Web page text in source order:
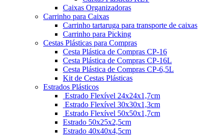
Caixas Organizadoras
Carrinho para Caixas
Carrinho tartaruga para transporte de caixas
Carrinho para Picking
Cestas Plásticas para Compras
Cesta Plástica de Compras CP-16
Cesta Plástica de Compras CP-16L
Cesta Plástica de Compras CP-6,5L
Kit de Cestas Plásticas
Estrados Plásticos
Estrado Flexível 24x24x1,7cm
Estrado Flexível 30x30x1,3cm
Estrado Flexível 50x50x1,7cm
Estrado 50x25x2,5cm
Estrado 40x40x4,5cm